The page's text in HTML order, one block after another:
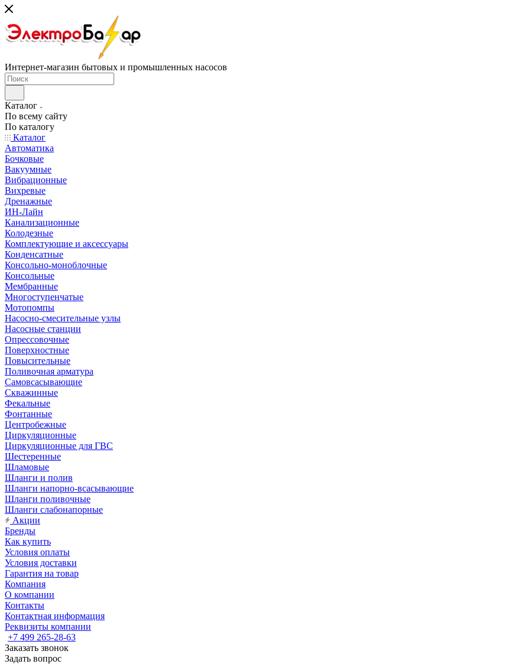
Интернет-магазин бытовых и промышленных насосов
Каталог
По всему сайту
По каталогу
Каталог
Автоматика
Бочковые
Вакуумные
Вибрационные
Вихревые
Дренажные
ИН-Лайн
Канализационные
Колодезные
Комплектующие и аксессуары
Конденсатные
Консольно-моноблочные
Консольные
Мембранные
Многоступенчатые
Мотопомпы
Насосно-смесительные узлы
Насосные станции
Опрессовочные
Поверхностные
Повысительные
Поливочная арматура
Самовсасывающие
Скважинные
Фекальные
Фонтанные
Центробежные
Циркуляционные
Циркуляционные для ГВС
Шестеренные
Шламовые
Шланги и полив
Шланги напорно-всасывающие
Шланги поливочные
Шланги слабонапорные
Акции
Бренды
Как купить
Условия оплаты
Условия доставки
Гарантия на товар
Компания
О компании
Контакты
Контактная информация
Реквизиты компании
+7 499 265-28-63
Заказать звонок
Задать вопрос